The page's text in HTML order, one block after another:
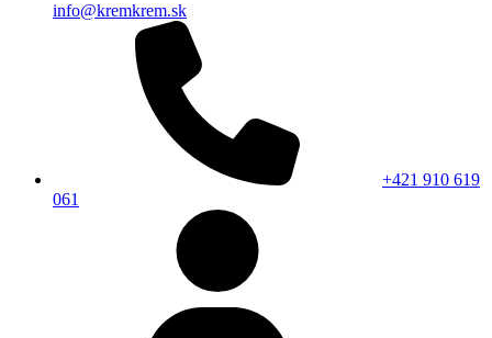
info@kremkrem.sk
+421 910 619
061